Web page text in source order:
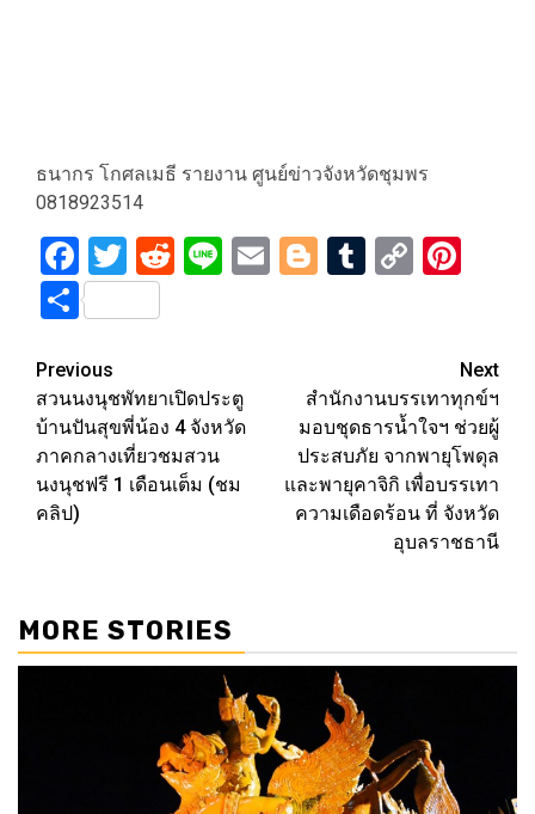
ธนากร โกศลเมธี รายงาน ศูนย์ข่าวจังหวัดชุมพร
0818923514
Facebook
Twitter
Reddit
LineEmailBlogger
Tumblr
Copy
Share
Post
navigation
Previous
สวนนงนุชพัทยาเปิดประตู
บ้านปันสุขพี่น้อง 4 จังหวัด
ภาคกลางเที่ยวชมสวน
นงนุชฟรี 1 เดือนเต็ม (ชม
คลิป)
Next
สำนักงานบรรเทาทุกข์ฯ
มอบชุดธารน้ำใจฯ ช่วยผู้
ประสบภัย จากพายุโพดุล
และพายุคาจิกิ เพื่อบรรเทา
ความเดือดร้อน ที่ จังหวัด
อุบลราชธานี
MORE STORIES